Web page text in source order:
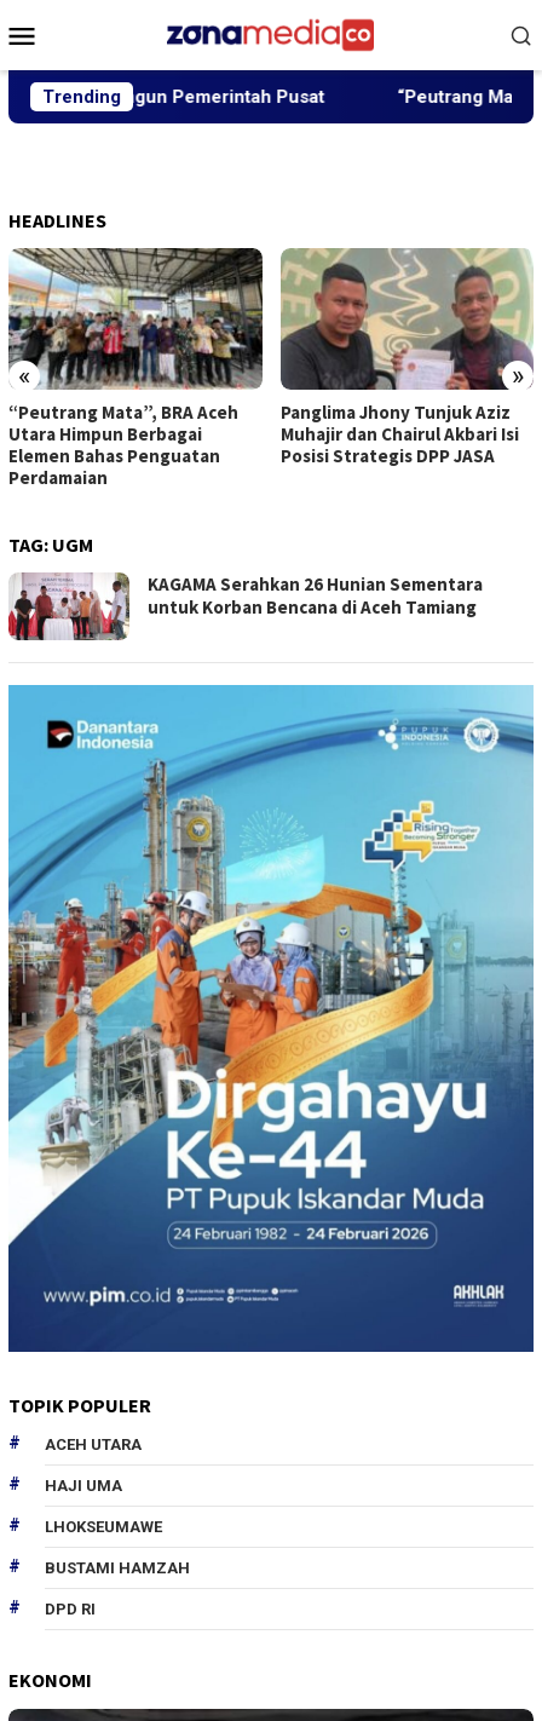
ke
Mobile
Trending
Dibangun Pemerintah Pusat “Peutrang Mata”, BRA
HEADLINES
« »
“Peutrang Mata”, BRA Aceh
Utara Himpun Berbagai
Elemen Bahas Penguatan
Perdamaian
Panglima Jhony Tunjuk Aziz
Muhajir dan Chairul Akbari Isi
Posisi Strategis DPP JASA
TAG: UGM
KAGAMA Serahkan 26 Hunian Sementara
untuk Korban Bencana di Aceh Tamiang
TOPIK POPULER
ACEH UTARA
HAJI UMA
LHOKSEUMAWE
BUSTAMI HAMZAH
DPD RI
EKONOMI